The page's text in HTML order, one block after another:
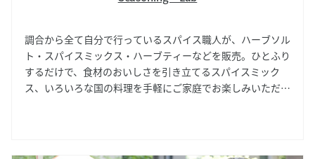
調合から全て自分で行っているスパイス職人が、ハーブソル
ト・スパイスミックス・ハーブティーなどを販売。ひとふり
するだけで、食材のおいしさを引き立てるスパイスミック
ス、いろいろな国の料理を手軽にご家庭でお楽しみいただけ